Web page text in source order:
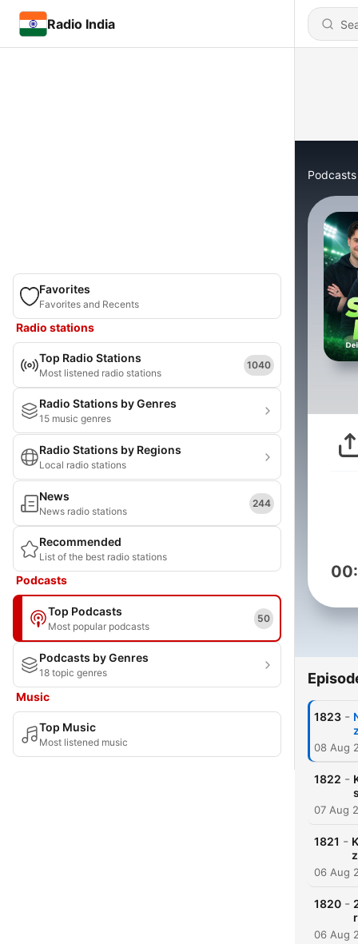
Radio India
Favorites
Favorites and Recents
Radio stations
Top Radio Stations
Most listened radio stations
1040
Radio Stations by Genres
15 music genres
Radio Stations by Regions
Local radio stations
News
News radio stations
244
Recommended
List of the best radio stations
Podcasts
Top Podcasts
Most popular podcasts
50
Podcasts by Genres
18 topic genres
Music
Top Music
Most listened music
Podcasts
1823 -
08 Aug
1822 -
07 Aug
1821 -
06 Aug
1820 -
06 Aug